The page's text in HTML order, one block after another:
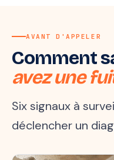
AVANT D'APPELER
Comment
avez une
Six signaux à
déclencher un